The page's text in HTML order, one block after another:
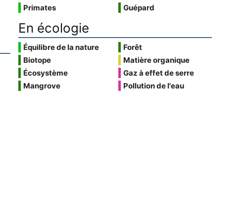
Primates
Guépard
En écologie
Équilibre de la nature
Biotope
Écosystème
Mangrove
Forêt
Matière organique
Gaz à effet de serre
Pollution de l'eau